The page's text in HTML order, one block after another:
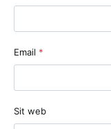
Email *
Sit web